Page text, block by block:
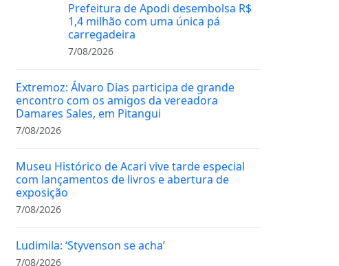
Prefeitura de Apodi desembolsa R$
1,4 milhão com uma única pá
carregadeira
7/08/2026
Extremoz: Álvaro Dias participa de grande
encontro com os amigos da vereadora
Damares Sales, em Pitangui
7/08/2026
Museu Histórico de Acari vive tarde especial
com lançamentos de livros e abertura de
exposição
7/08/2026
Ludimila: ‘Styvenson se acha’
7/08/2026